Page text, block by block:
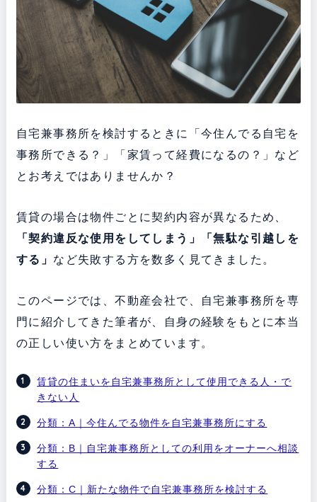
自宅兼事務所を検討するときに「今住んでる自宅を
事務所できる？」「家賃って経費になるの？」など
とお考えではありませんか？
賃貸の場合は物件ごとに契約内容が異なるため、
「契約違反な使用をしてしまう」「無駄な引越しを
する」 など失敗する方を数多く見てきました。
このページでは、不動産会社で、自宅兼事務所を専
門に紹介してきた筆者が、自身の経験をもとに本当
の正しい使い方をまとめています。
賃貸の住まいを自宅兼事務所として使用できる人・で
きない人
分類：A｜今住んでる物件を自宅兼事務所にする
分類：B｜自宅兼事務所としての利用をオーナーへ相談
する
分類：C｜新たな物件で自宅兼事務所を検討する